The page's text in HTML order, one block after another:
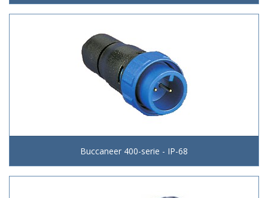
Buccaneer 400-serie - IP-68